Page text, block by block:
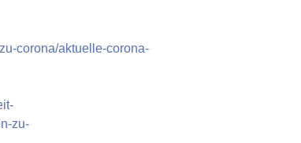
corona/aktuelle-corona-
zu-